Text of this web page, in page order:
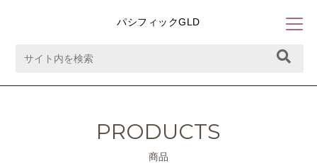
パシフィックGLD
PRODUCTS
商品